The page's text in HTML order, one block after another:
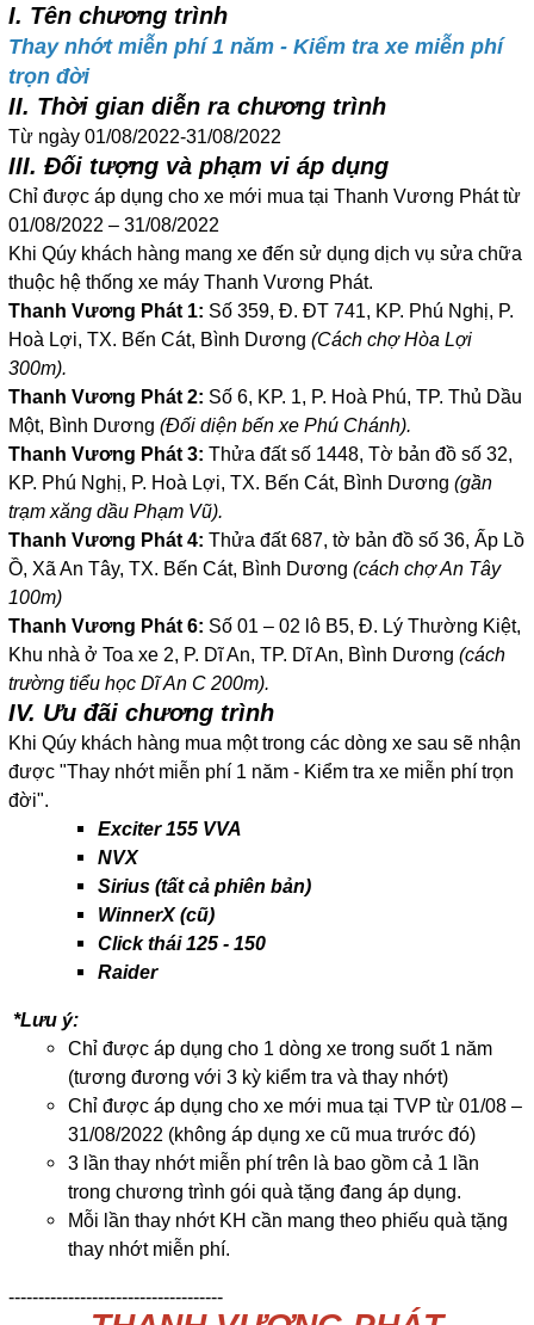
I. Tên chương trình
Thay nhớt miễn phí 1 năm - Kiểm tra xe miễn phí
trọn đời
II. Thời gian diễn ra chương trình
Từ ngày 01/08/2022-31/08/2022
III. Đối tượng và phạm vi áp dụng
Chỉ được áp dụng cho xe mới mua tại Thanh Vương Phát từ
01/08/2022 – 31/08/2022
Khi Qúy khách hàng mang xe đến sử dụng dịch vụ sửa chữa
thuộc hệ thống xe máy Thanh Vương Phát.
Thanh Vương Phát 1: Số 359, Đ. ĐT 741, KP. Phú Nghị, P.
Hoà Lợi, TX. Bến Cát, Bình Dương (Cách chợ Hòa Lợi
300m).
Thanh Vương Phát 2: Số 6, KP. 1, P. Hoà Phú, TP. Thủ Dầu
Một, Bình Dương (Đối diện bến xe Phú Chánh).
Thanh Vương Phát 3: Thửa đất số 1448, Tờ bản đồ số 32,
KP. Phú Nghị, P. Hoà Lợi, TX. Bến Cát, Bình Dương (gần
trạm xăng dầu Phạm Vũ).
Thanh Vương Phát 4: Thửa đất 687, tờ bản đồ số 36, Ấp Lồ
Ồ, Xã An Tây, TX. Bến Cát, Bình Dương (cách chợ An Tây
100m)
Thanh Vương Phát 6: Số 01 – 02 lô B5, Đ. Lý Thường Kiệt,
Khu nhà ở Toa xe 2, P. Dĩ An, TP. Dĩ An, Bình Dương (cách
trường tiểu học Dĩ An C 200m).
IV. Ưu đãi chương trình
Khi Qúy khách hàng mua một trong các dòng xe sau sẽ nhận
được "Thay nhớt miễn phí 1 năm - Kiểm tra xe miễn phí trọn
đời".
Exciter 155 VVA
NVX
Sirius (tất cả phiên bản)
WinnerX (cũ)
Click thái 125 - 150
Raider
*Lưu ý:
Chỉ được áp dụng cho 1 dòng xe trong suốt 1 năm
(tương đương với 3 kỳ kiểm tra và thay nhớt)
Chỉ được áp dụng cho xe mới mua tại TVP từ 01/08 –
31/08/2022 (không áp dụng xe cũ mua trước đó)
3 lần thay nhớt miễn phí trên là bao gồm cả 1 lần
trong chương trình gói quà tặng đang áp dụng.
Mỗi lần thay nhớt KH cần mang theo phiếu quà tặng
thay nhớt miễn phí.
------------------------------------